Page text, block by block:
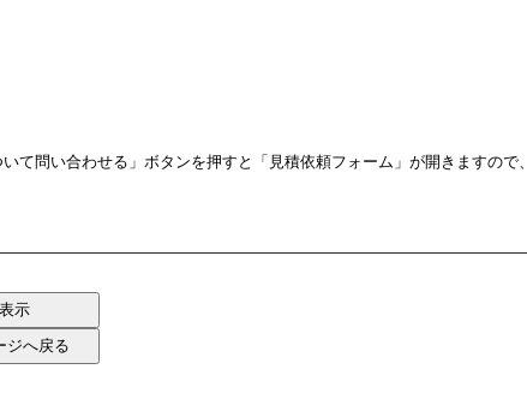
て問い合わせる」ボタンを押すと「見積依頼フォーム」が開きますので、